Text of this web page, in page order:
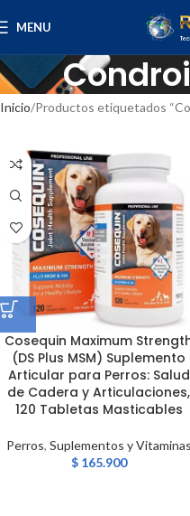
MENU
Inicio Productos etiquetados
Cosequin Maximum
(DS Plus MSM) Suplemento
Articular para Perros: Salud
de Cadera y Articulaciones,
120 Tabletas Masticables
Perros, Suplementos y Vitaminas
$165.900